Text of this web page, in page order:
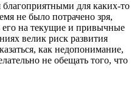
для каких-то
не было потрачено зря,
его на текущие и привычные
велик риск развития
как недопонимание,
не обещать того, что